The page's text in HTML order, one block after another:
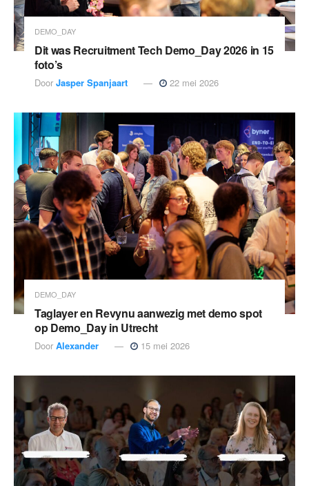
DEMO_DAY
Dit was Recruitment Tech Demo_Day 2026 in 15
foto’s
Door Jasper Spanjaart 22 mei 2026
DEMO_DAY
Taglayer en Revynu aanwezig met demo spot
op Demo_Day in Utrecht
Door Alexander 15 mei 2026